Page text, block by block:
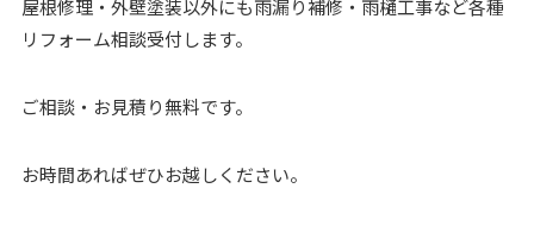
屋根修理・外壁塗装以外にも雨漏り補修・雨樋工事など各種
リフォーム相談受付します。
ご相談・お見積り無料です。
お時間あればぜひお越しください。